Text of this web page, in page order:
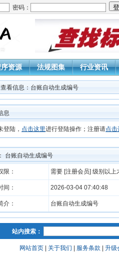
密码：
资源 法规图集 行业资讯
看信息：台账自动生成编号
息
登陆， 点击这里进行登陆操作；注册请点击
台账自动生成编号
限： 需要 [注册会员] 级别以上
间： 2026-03-04 07:40:48
介： 台账自动生成编号
站内搜索：
网站首页| 关于我们 服务条款
升级